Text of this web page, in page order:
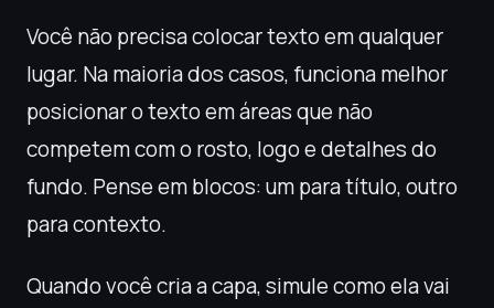
Você não precisa colocar texto em qualquer
lugar. Na maioria dos casos, funciona melhor
posicionar o texto em áreas que não
competem com o rosto, logo e detalhes do
fundo. Pense em blocos: um para título, outro
para contexto.
Quando você cria a capa, simule como ela vai